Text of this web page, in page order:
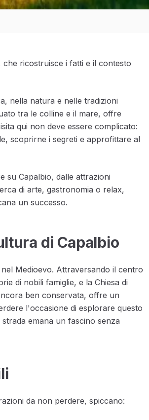
ricostruisce i fatti e il contesto
nella natura e nelle tradizioni
tra le colline e il mare, offre
qui non deve essere complicato:
scoprirne i segreti e approfittare al
su Capalbio, dalle attrazioni
di arte, gastronomia o relax,
un successo.
di Capalbio
Medioevo. Attraversando il centro
di nobili famiglie, e la Chiesa di
ben conservata, offre un
l'occasione di esplorare questo
emana un fascino senza
da non perdere, spiccano: